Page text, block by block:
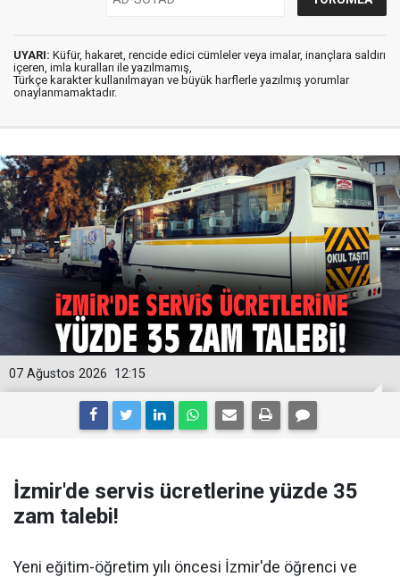
UYARI: Küfür, hakaret, rencide edici cümleler veya imalar, inançlara saldırı
içeren, imla kuralları ile yazılmamış,
Türkçe karakter kullanılmayan ve büyük harflerle yazılmış yorumlar
onaylanmamaktadır.
12:15
07 Ağustos 2026
İzmir'de servis ücretlerine yüzde 35
zam talebi!
Yeni eğitim-öğretim yılı öncesi İzmir'de öğrenci ve